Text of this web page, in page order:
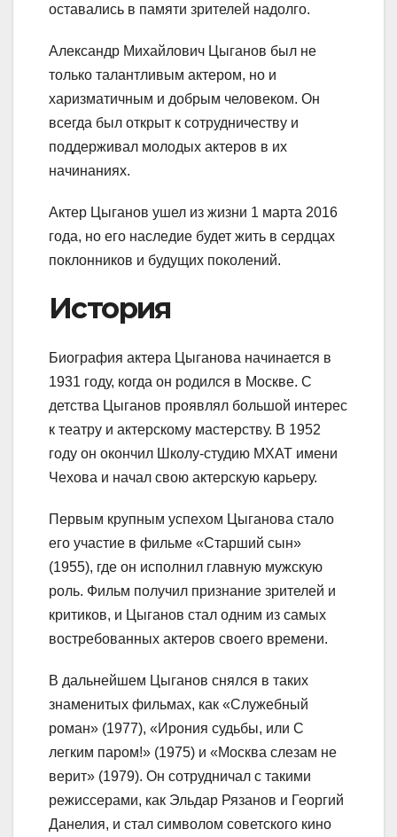
оставались в памяти зрителей надолго.
Александр Михайлович Цыганов был не
только талантливым актером, но и
харизматичным и добрым человеком. Он
всегда был открыт к сотрудничеству и
поддерживал молодых актеров в их
начинаниях.
Актер Цыганов ушел из жизни 1 марта 2016
года, но его наследие будет жить в сердцах
поклонников и будущих поколений.
История
Биография актера Цыганова начинается в
1931 году, когда он родился в Москве. С
детства Цыганов проявлял большой интерес
к театру и актерскому мастерству. В 1952
году он окончил Школу-студию МХАТ имени
Чехова и начал свою актерскую карьеру.
Первым крупным успехом Цыганова стало
его участие в фильме «Старший сын»
(1955), где он исполнил главную мужскую
роль. Фильм получил признание зрителей и
критиков, и Цыганов стал одним из самых
востребованных актеров своего времени.
В дальнейшем Цыганов снялся в таких
знаменитых фильмах, как «Служебный
роман» (1977), «Ирония судьбы, или С
легким паром!» (1975) и «Москва слезам не
верит» (1979). Он сотрудничал с такими
режиссерами, как Эльдар Рязанов и Георгий
Данелия, и стал символом советского кино